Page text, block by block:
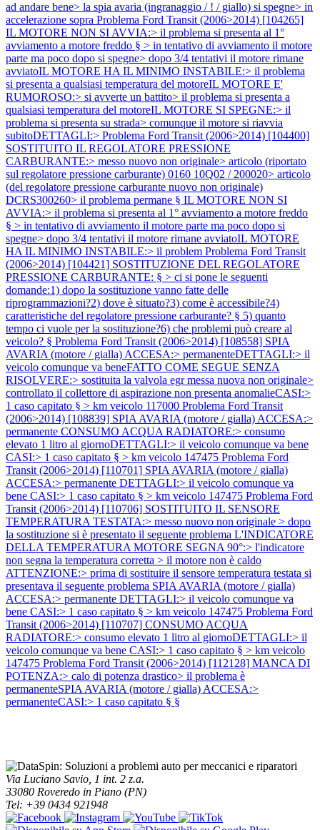
ad andare bene> la spia avaria (ingranaggio / ! / giallo) si spegne> in
accelerazione sopra Problema Ford Transit (2006>2014) [104265]
IL MOTORE NON SI AVVIA:> il problema si presenta al 1°
avviamento a motore freddo § > in tentativo di avviamento il motore
parte ma poco dopo si spegne> dopo 3/4 tentativi il motore rimane
avviatoIL MOTORE HA IL MINIMO INSTABILE:> il problema
si presenta a qualsiasi temperatura del motoreIL MOTORE E'
RUMOROSO:> si avverte un battito> il problema si presenta a
qualsiasi temperatura del motoreIL MOTORE SI SPEGNE:> il
problema si presenta su strada> comunque il motore si riavvia
subitoDETTAGLI:> Problema Ford Transit (2006>2014) [104400]
SOSTITUITO IL REGOLATORE PRESSIONE
CARBURANTE:> messo nuovo non originale> articolo (riportato
sul regolatore pressione carburante) 0160 10Q02 / 200020> articolo
(del regolatore pressione carburante nuovo non originale)
DCRS300260> il problema permane § IL MOTORE NON SI
AVVIA:> il problema si presenta al 1° avviamento a motore freddo
§ > in tentativo di avviamento il motore parte ma poco dopo si
spegne> dopo 3/4 tentativi il motore rimane avviatoIL MOTORE
HA IL MINIMO INSTABILE:> il problem Problema Ford Transit
(2006>2014) [104421] SOSTITUZIONE DEL REGOLATORE
PRESSIONE CARBURANTE: § > ci si pone le seguenti
domande:1) dopo la sostituzione vanno fatte delle
riprogrammazioni?2) dove è situato?3) come è accessibile?4)
caratteristiche del regolatore pressione carburante? § 5) quanto
tempo ci vuole per la sostituzione?6) che problemi può creare al
veicolo? § Problema Ford Transit (2006>2014) [108558] SPIA
AVARIA (motore / gialla) ACCESA:> permanenteDETTAGLI:> il
veicolo comunque va beneFATTO COME SEGUE SENZA
RISOLVERE:> sostituita la valvola egr messa nuova non originale>
controllato il collettore di aspirazione non presenta anomalieCASI:>
1 caso capitato § > km veicolo 117000 Problema Ford Transit
(2006>2014) [108839] SPIA AVARIA (motore / gialla) ACCESA:>
permanente CONSUMO ACQUA RADIATORE:> consumo
elevato 1 litro al giornoDETTAGLI:> il veicolo comunque va bene
CASI:> 1 caso capitato § > km veicolo 147475 Problema Ford
Transit (2006>2014) [110701] SPIA AVARIA (motore / gialla)
ACCESA:> permanente DETTAGLI:> il veicolo comunque va
bene CASI:> 1 caso capitato § > km veicolo 147475 Problema Ford
Transit (2006>2014) [110706] SOSTITUITO IL SENSORE
TEMPERATURA TESTATA:> messo nuovo non originale > dopo
la sostituzione si è presentato il seguente problema L'INDICATORE
DELLA TEMPERATURA MOTORE SEGNA 90°:> l'indicatore
non segna la temperatura corretta > il motore non è caldo
ATTENZIONE:> prima di sostituire il sensore temperatura testata si
presentava il seguente problema SPIA AVARIA (motore / gialla)
ACCESA:> permanente DETTAGLI:> il veicolo comunque va
bene CASI:> 1 caso capitato § > km veicolo 147475 Problema Ford
Transit (2006>2014) [110707] CONSUMO ACQUA
RADIATORE:> consumo elevato 1 litro al giornoDETTAGLI:> il
veicolo comunque va bene CASI:> 1 caso capitato § > km veicolo
147475 Problema Ford Transit (2006>2014) [112128] MANCA DI
POTENZA:> calo di potenza drastico> il problema è
permanenteSPIA AVARIA (motore / gialla) ACCESA:>
permanenteCASI:> 1 caso capitato § §
Via Luciano Savio, 1 int. 2 z.a.
33080 Roveredo in Piano (PN)
Tel: +39 0434 921948